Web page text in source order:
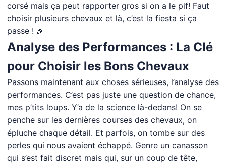
corsé mais ça peut rapporter gros si on a le pif! Faut
choisir plusieurs chevaux et là, c’est la fiesta si ça
passe ! 🎉
Analyse des Performances : La Clé
pour Choisir les Bons Chevaux
Passons maintenant aux choses sérieuses, l’analyse des
performances. C’est pas juste une question de chance,
mes p’tits loups. Y’a de la science là-dedans! On se
penche sur les dernières courses des chevaux, on
épluche chaque détail. Et parfois, on tombe sur des
perles qui nous avaient échappé. Genre un canasson
qui s’est fait discret mais qui, sur un coup de tête,